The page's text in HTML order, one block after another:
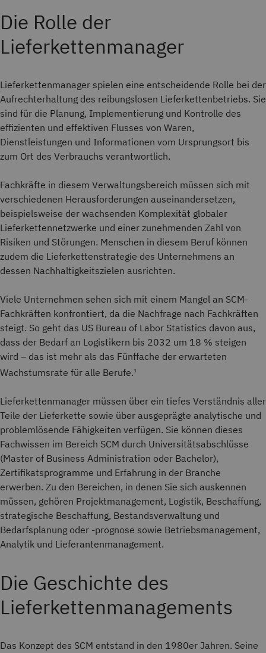
Die Rolle der
Lieferkettenmanager
Lieferkettenmanager spielen eine entscheidende Rolle bei der
Aufrechterhaltung des reibungslosen Lieferkettenbetriebs. Sie
sind für die Planung, Implementierung und Kontrolle des
effizienten und effektiven Flusses von Waren,
Dienstleistungen und Informationen vom Ursprungsort bis
zum Ort des Verbrauchs verantwortlich.
Fachkräfte in diesem Verwaltungsbereich müssen sich mit
verschiedenen Herausforderungen auseinandersetzen,
beispielsweise der wachsenden Komplexität globaler
Lieferkettennetzwerke und einer zunehmenden Zahl von
Risiken und Störungen. Menschen in diesem Beruf können
zudem die Lieferkettenstrategie des Unternehmens an
dessen Nachhaltigkeitszielen ausrichten.
Viele Unternehmen sehen sich mit einem Mangel an SCM-
Fachkräften konfrontiert, da die Nachfrage nach Fachkräften
steigt. So geht das US Bureau of Labor Statistics davon aus,
dass der Bedarf an Logistikern bis 2032 um 18 % steigen
wird – das ist mehr als das Fünffache der erwarteten
Wachstumsrate für alle Berufe. 3
Lieferkettenmanager müssen über ein tiefes Verständnis aller
Teile der Lieferkette sowie über ausgeprägte analytische und
problemlösende Fähigkeiten verfügen. Sie können dieses
Fachwissen im Bereich SCM durch Universitätsabschlüsse
(Master of Business Administration oder Bachelor),
Zertifikatsprogramme und Erfahrung in der Branche
erwerben. Zu den Bereichen, in denen Sie sich auskennen
müssen, gehören Projektmanagement, Logistik, Beschaffung,
strategische Beschaffung, Bestandsverwaltung und
Bedarfsplanung oder -prognose sowie Betriebsmanagement,
Analytik und Lieferantenmanagement.
Die Geschichte des
Lieferkettenmanagements
Das Konzept des SCM entstand in den 1980er Jahren. Seine